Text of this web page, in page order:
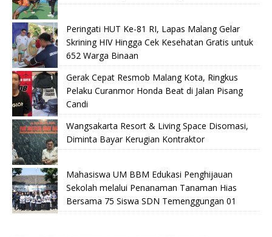
Peringati HUT Ke-81 RI, Lapas Malang Gelar
Skrining HIV Hingga Cek Kesehatan Gratis untuk
652 Warga Binaan
Gerak Cepat Resmob Malang Kota, Ringkus
Pelaku Curanmor Honda Beat di Jalan Pisang
Candi
Wangsakarta Resort & Living Space Disomasi,
Diminta Bayar Kerugian Kontraktor
Mahasiswa UM BBM Edukasi Penghijauan
Sekolah melalui Penanaman Tanaman Hias
Bersama 75 Siswa SDN Temenggungan 01